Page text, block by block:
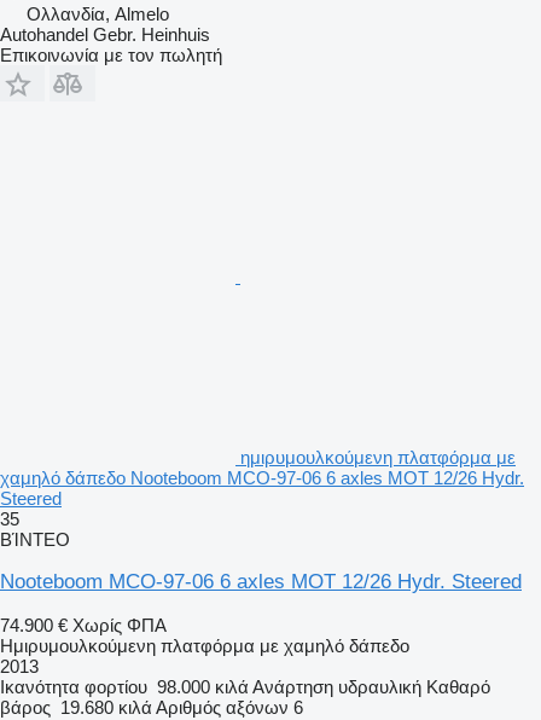
Ολλανδία, Almelo
Autohandel Gebr. Heinhuis
Επικοινωνία με τον πωλητή
ημιρυμουλκούμενη πλατφόρμα με
χαμηλό δάπεδο Nooteboom MCO-97-06 6 axles MOT 12/26 Hydr.
Steered
35
ΒΊΝΤΕΟ
Nooteboom MCO-97-06 6 axles MOT 12/26 Hydr. Steered
74.900 € Χωρίς ΦΠΑ
Ημιρυμουλκούμενη πλατφόρμα με χαμηλό δάπεδο
2013
Ικανότητα φορτίου 98.000 κιλά Ανάρτηση υδραυλική Καθαρό
βάρος 19.680 κιλά Αριθμός αξόνων 6